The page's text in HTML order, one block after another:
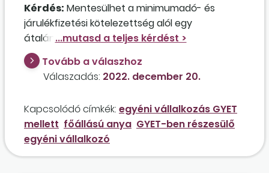
Kérdés: Mentesülhet a minimumadó- és
járulékfizetési kötelezettség alól egy
átalányadózó egyéni vállalkozó abban az
esetben, ha csak 30 órás munkaviszonya van,
de mellette főállású anya? Beszámítható a
heti 36 órás foglalkoztatásba a főállású
Tovább a válaszhoz
Válaszadás: 2022. december 20.
Kapcsolódó címkék: egyéni vállalkozás GYET
mellett főállású anya GYET-ben részesülő
egyéni vállalkozó